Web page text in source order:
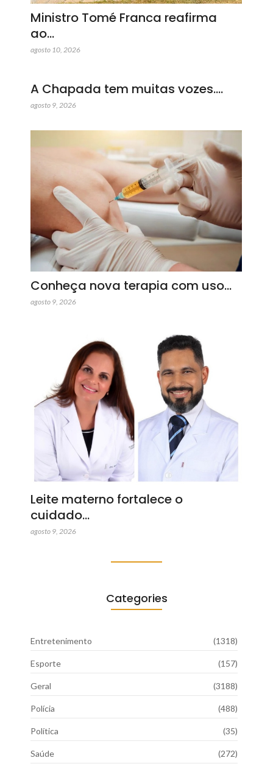
Ministro Tomé Franca reafirma
ao…
agosto 10, 2026
A Chapada tem muitas vozes.…
agosto 9, 2026
Conheça nova terapia com uso…
agosto 9, 2026
Leite materno fortalece o
cuidado…
agosto 9, 2026
Categories
Entretenimento (1318)
Esporte (157)
Geral (3188)
Polícia (488)
Política (35)
Saúde (272)